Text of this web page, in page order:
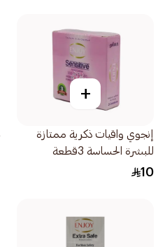
+
إنجوي واقيات ذكرية ممتازة
للبشرة الحساسة 3قطعة
10